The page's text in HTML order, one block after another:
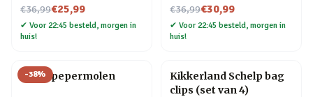
€36,99
Nu voor€25,99
✔ Voor 22:45 besteld, morgen in
huis!
€36,99
Nu voor€30,99
✔ Voor 22:45 besteld, morgen in
huis!
-38%
Vogel pepermolen
Kikkerland Schelp bag
clips (set van 4)